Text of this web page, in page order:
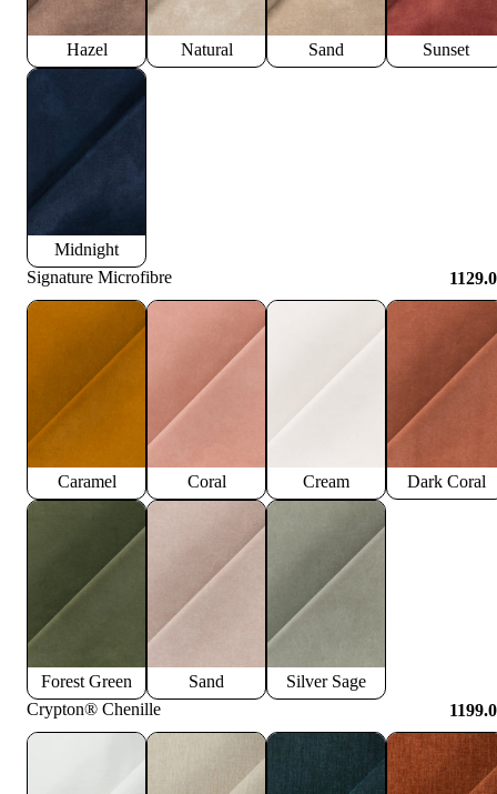
Hazel Natural Sand Sunset
Midnight
Signature Microfibre
Caramel Coral Cream Dark Coral
Forest Green Sand
Silver Sage
Crypton® Chenille